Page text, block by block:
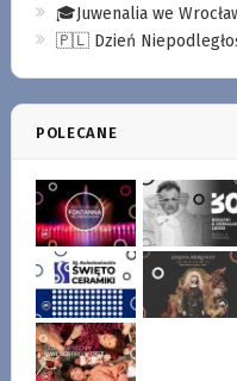
🎓Juwenalia we
🇵🇱 Dzień
POLECANE